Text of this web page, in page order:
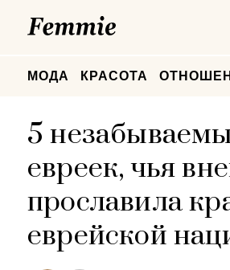
МОДА КРАСОТА
5
евреек, чья
прославила
еврейской